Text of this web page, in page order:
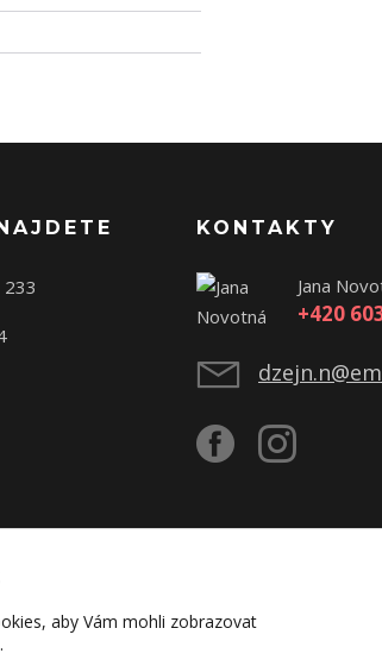
233
KONTAKTY
Jana
+420
aby Vám mohli zobrazovat